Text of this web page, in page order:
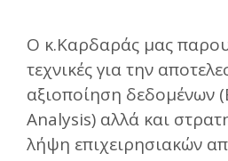
Ο κ.Καρδαράς μας
τεχνικές για την
αξιοποίηση δεδομένων
Analysis) αλλά και
λήψη επιχειρησιακών